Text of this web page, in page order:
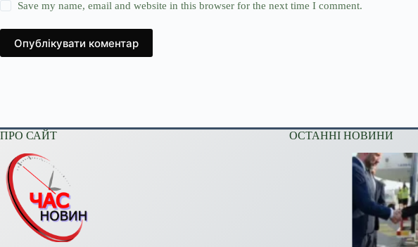
Save my name, email and website in this browser for the next time I comment.
Опублікувати коментар
ПРО САЙТ ОСТАННІ НОВИНИ